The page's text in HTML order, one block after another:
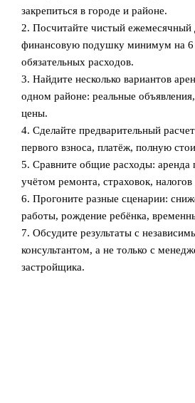
закрепиться в городе и районе.
2. Посчитайте чистый ежемесячный
финансовую подушку минимум на 6
обязательных расходов.
3. Найдите несколько вариантов
одном районе: реальные
цены.
4. Сделайте предварительный
первого взноса, платёж, полную
5. Сравните общие расходы: аренда
учётом ремонта, страховок,
6. Прогоните разные сценарии:
работы, рождение ребёнка,
7. Обсудите результаты с
консультантом, а не только с
застройщика.